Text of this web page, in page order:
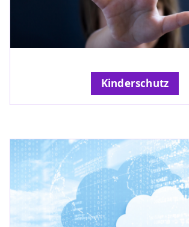
Kinderschutz